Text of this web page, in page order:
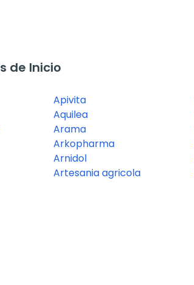
de Inicio
Apivita
Aquilea
Arama
Arkopharma
Arnidol
Artesania agricola